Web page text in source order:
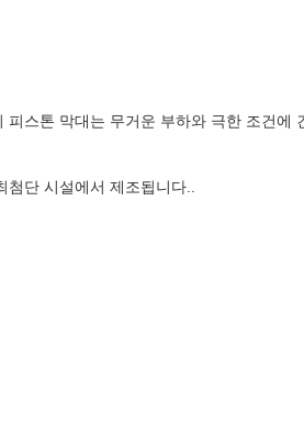
스톤 막대는 무거운 부하와 극한 조건에
단 시설에서 제조됩니다..